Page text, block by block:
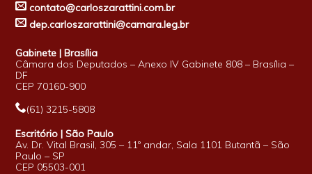
contato@carloszarattini.com.br
dep.carloszarattini@camara.leg.br
Gabinete | Brasília
Câmara dos Deputados – Anexo IV Gabinete 808 – Brasília –
DF
CEP 70160-900
(61) 3215-5808
Escritório | São Paulo
Av. Dr. Vital Brasil, 305 – 11º andar, Sala 1101 Butantã – São
Paulo – SP
CEP 05503-001